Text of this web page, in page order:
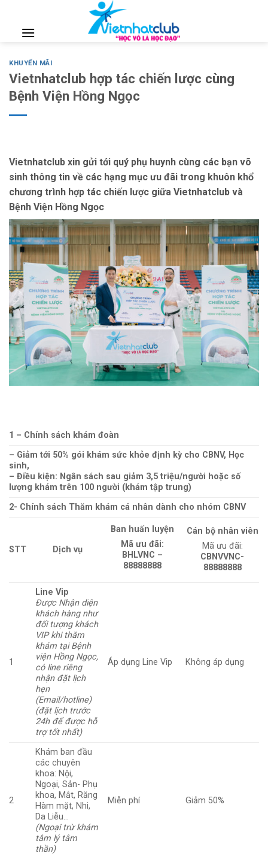
content
KHUYẾN MÃI
Vietnhatclub hợp tác chiến lược cùng
Bệnh Viện Hồng Ngọc
Vietnhatclub xin gửi tới quý phụ huynh cùng các bạn võ
sinh thông tin về các hạng mục ưu đãi trong khuôn khổ
chương trình hợp tác chiến lược giữa Vietnhatclub và
Bệnh Viện Hồng Ngọc
1 – Chính sách khám đoàn
– Giảm tới 50% gói khám sức khỏe định kỳ cho CBNV, Học
sinh,
– Điều kiện: Ngân sách sau giảm 3,5 triệu/người hoặc số
lượng khám trên 100 người (khám tập trung)
2- Chính sách Thăm khám cá nhân dành cho nhóm CBNV
STT Dịch vụ
Ban huấn luyện
Mã ưu đãi:
BHLVNC –
88888888
Cán bộ nhân viên
Mã ưu đãi:
CBNVVNC-
88888888
1
Line Vip
Được Nhận diện
khách hàng như
đối tượng khách
VIP khi thăm
khám tại Bệnh
viện Hồng Ngọc,
có line riêng
nhận đặt lịch
hẹn
(Email/hotline)
(đặt lịch trước
24h để được hỗ
trợ tốt nhất)
Áp dụng Line Vip Không áp dụng
2
Khám ban đầu
các chuyên
khoa: Nội,
Ngoại, Sản- Phụ
khoa, Mắt, Răng
Hàm mặt, Nhi,
Da Liễu…
(Ngoại trừ khám
tâm lý tâm
thần)
Miễn phí Giảm 50%